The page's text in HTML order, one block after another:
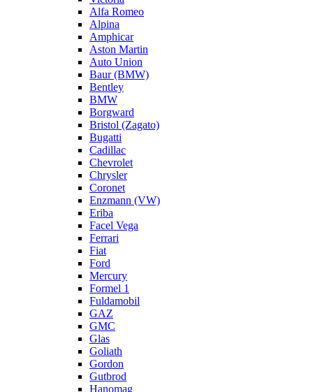
Alfa Romeo
Alpina
Amphicar
Aston Martin
Auto Union
Baur (BMW)
Bentley
BMW
Borgward
Bristol (Zagato)
Bugatti
Cadillac
Chevrolet
Chrysler
Coronet
Enzmann (VW)
Eriba
Facel Vega
Ferrari
Fiat
Ford
Mercury
Formel 1
Fuldamobil
GAZ
GMC
Glas
Goliath
Gordon
Gutbrod
Hanomag